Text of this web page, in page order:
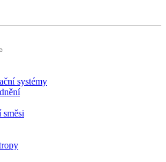
systémy
směsi